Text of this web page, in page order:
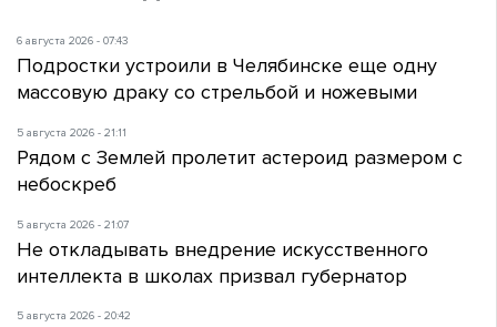
6 августа 2026 - 07:43
Подростки устроили в Челябинске еще одну
массовую драку со стрельбой и ножевыми
5 августа 2026 - 21:11
Рядом с Землей пролетит астероид размером с
небоскреб
5 августа 2026 - 21:07
Не откладывать внедрение искусственного
интеллекта в школах призвал губернатор
5 августа 2026 - 20:42